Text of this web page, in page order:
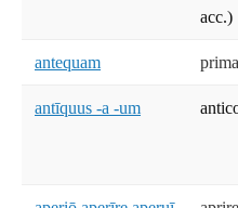
acc.)
antequam prima
antīquus -a -um